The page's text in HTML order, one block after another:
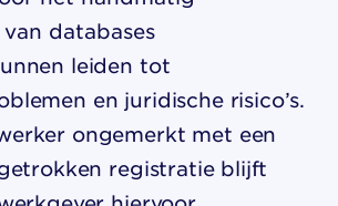
databases
leiden tot
en juridische risico’s.
ongemerkt met een
registratie blijft